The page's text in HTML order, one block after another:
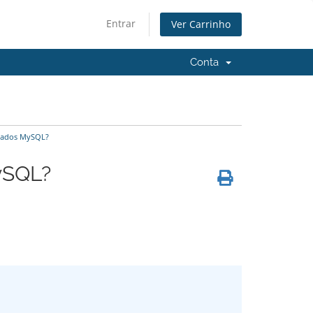
Entrar Ver Carrinho
Conta
MySQL?